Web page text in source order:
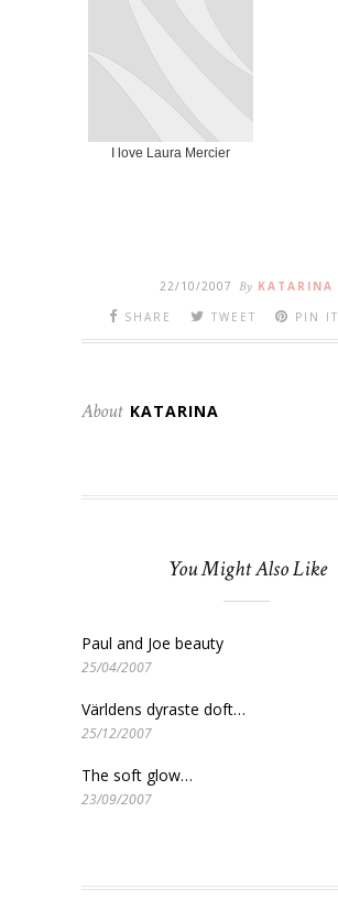
I love Laura Mercier
22/10/2007 By KATARINA
SHARE
TWEET PIN IT
About KATARINA
You Might Also Like
Paul and Joe beauty
25/04/2007
Världens dyraste doft…
25/12/2007
The soft glow…
23/09/2007